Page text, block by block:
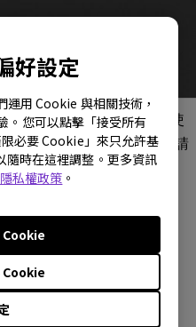
好設定
用 Cookie 與相關技術，
。您可以點擊「接受所有
必要 Cookie」來只允許基
時在這裡調整。更多資訊
隱私權政策 。
Cookie
Cookie
的播音裝置連線，請您先使
如能順利進行收播音，則請
。